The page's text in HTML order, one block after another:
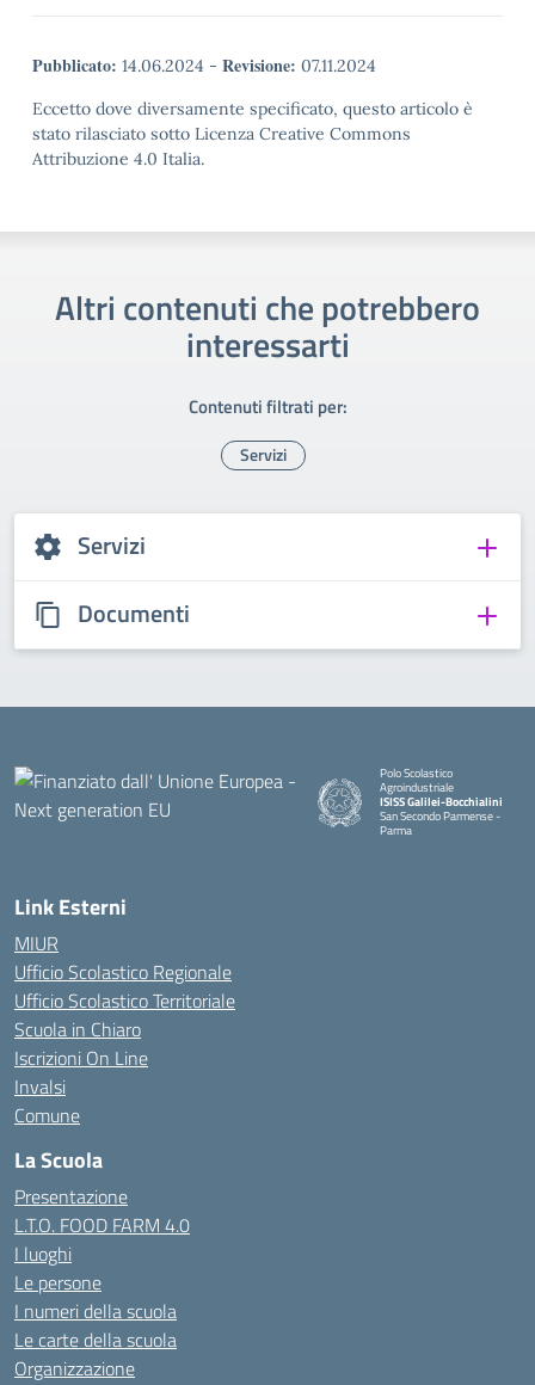
Pubblicato: 14.06.2024 - Revisione: 07.11.2024
Eccetto dove diversamente specificato, questo articolo è
stato rilasciato sotto Licenza Creative Commons
Attribuzione 4.0 Italia.
Altri contenuti che potrebbero
interessarti
Contenuti filtrati per:
Servizi
Servizi
Documenti
Polo Scolastico
Agroindustriale
ISISS Galilei-Bocchialini
San Secondo Parmense -
Parma
Link Esterni
MIUR
Ufficio Scolastico Regionale
Ufficio Scolastico Territoriale
Scuola in Chiaro
Iscrizioni On Line
Invalsi
Comune
La Scuola
Presentazione
L.T.O. FOOD FARM 4.0
I luoghi
Le persone
I numeri della scuola
Le carte della scuola
Organizzazione